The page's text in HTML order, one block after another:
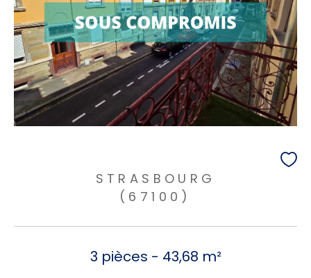
STRASBOURG
(67100)
3 pièces - 43,68 m²